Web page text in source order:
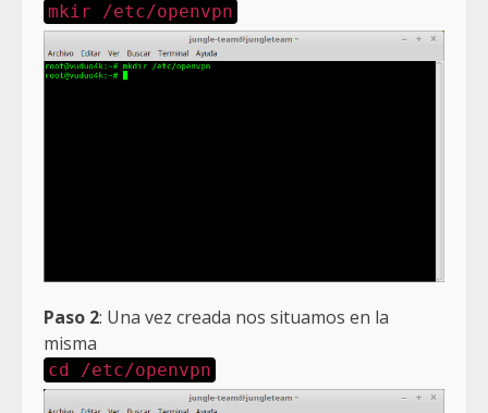
mkir /etc/openvpn
Paso 2: Una vez creada nos situamos en la
misma
cd /etc/openvpn